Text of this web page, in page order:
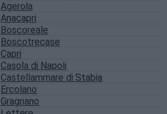
Agerola
Anacapri
Boscoreale
Boscotrecase
Capri
Casola di Napoli
Castellammare di Stabia
Ercolano
Gragnano